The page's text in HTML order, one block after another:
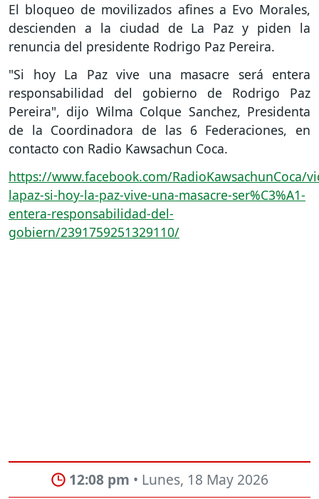
El bloqueo de movilizados afines a Evo Morales,
descienden a la ciudad de La Paz y piden la
renuncia del presidente Rodrigo Paz Pereira.
"Si hoy La Paz vive una masacre será entera
responsabilidad del gobierno de Rodrigo Paz
Pereira", dijo Wilma Colque Sanchez, Presidenta
de la Coordinadora de las 6 Federaciones, en
contacto con Radio Kawsachun Coca.
https://www.facebook.com/RadioKawsachunCoca/
lapaz-si-hoy-la-paz-vive-una-masacre-ser%C3%A1-
entera-responsabilidad-del-
gobiern/2391759251329110/
12:08 pm • Lunes, 18 May 2026